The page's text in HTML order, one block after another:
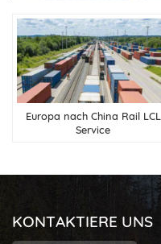
Europa nach China Rail LCL
Service
KONTAKTIERE UNS